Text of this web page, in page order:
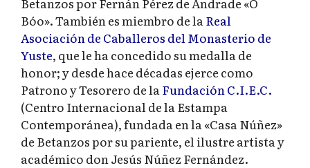
Bóo». También es miembro de la Real
Asociación de Caballeros del Monasterio de
Yuste, que le ha concedido su medalla de
honor; y desde hace décadas ejerce como
Patrono y Tesorero de la Fundación C.I.E.C.
(Centro Internacional de la Estampa
Contemporánea), fundada en la «Casa Núñez»
de Betanzos por su pariente, el ilustre artista y
académico don Jesús Núñez Fernández.